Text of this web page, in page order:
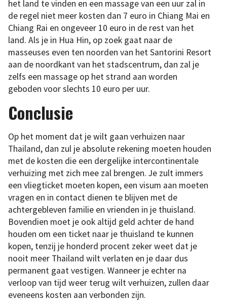
het land te vinden en een massage van een uur zal in
de regel niet meer kosten dan 7 euro in Chiang Mai en
Chiang Rai en ongeveer 10 euro in de rest van het
land. Als je in Hua Hin, op zoek gaat naar de
masseuses even ten noorden van het Santorini Resort
aan de noordkant van het stadscentrum, dan zal je
zelfs een massage op het strand aan worden
geboden voor slechts 10 euro per uur.
Conclusie
Op het moment dat je wilt gaan verhuizen naar
Thailand, dan zul je absolute rekening moeten houden
met de kosten die een dergelijke intercontinentale
verhuizing met zich mee zal brengen. Je zult immers
een ​​vliegticket moeten kopen, een visum aan moeten
vragen en in contact dienen te blijven met de
achtergebleven familie en vrienden in je thuisland.
Bovendien moet je ook altijd geld achter de hand
houden om een ticket naar je thuisland te kunnen
kopen, tenzij je honderd procent zeker weet dat je
nooit meer Thailand wilt verlaten en je daar dus
permanent gaat vestigen. Wanneer je echter na
verloop van tijd weer terug wilt verhuizen, zullen daar
eveneens kosten aan verbonden zijn.